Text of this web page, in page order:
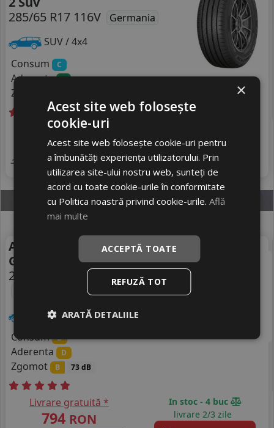
285/65 R17 116V
Germania
SUV / 4x4
Consum
C
Aderenta A
Zgomot
Livrare gratuită *
1138RON
1444 RON
Discount 21%
livrare 5/7 zile
4 Adauga in cos
Anvelope vara Dunlop
Grandtrek At5
285/65 R17 116T
M+S
SUV / 4x4
Consum D
Aderenta D
Zgomot B 73 dB
Livrare gratuită *
794 RON
In stoc - 4 buc
livrare 2/3 zile
×
Acest site web folosește
cookie-uri
Acest site web folosește cookie-uri pentru
a îmbunătăți experiența utilizatorului. Prin
utilizarea site-ului nostru web, sunteți de
acord cu toate cookie-urile în conformitate
cu Politica noastră privind cookie-urile.Află
mai multe
ACCEPTĂ TOATE
REFUZĂ TOT
ARATĂ DETALIILE